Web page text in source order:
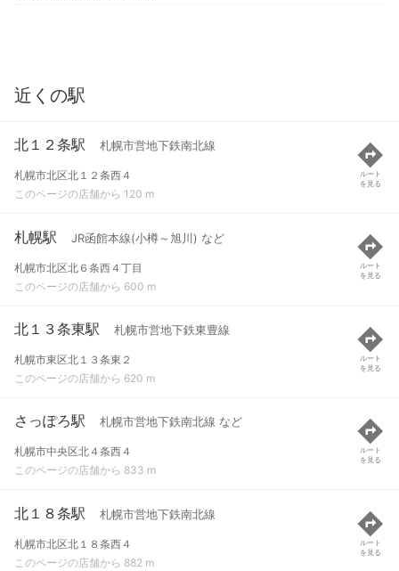
近くの駅
北１２条駅 札幌市営地下鉄南北線
札幌市北区北１２条西４
このページの店舗から 120 m
ルート
を見る
札幌駅 JR函館本線(小樽～旭川) など
札幌市北区北６条西４丁目
このページの店舗から 600 m
ルート
を見る
北１３条東駅 札幌市営地下鉄東豊線
札幌市東区北１３条東２
このページの店舗から 620 m
ルート
を見る
さっぽろ駅 札幌市営地下鉄南北線 など
札幌市中央区北４条西４
このページの店舗から 833 m
ルート
を見る
北１８条駅 札幌市営地下鉄南北線
札幌市北区北１８条西４
このページの店舗から 882 m
ルート
を見る